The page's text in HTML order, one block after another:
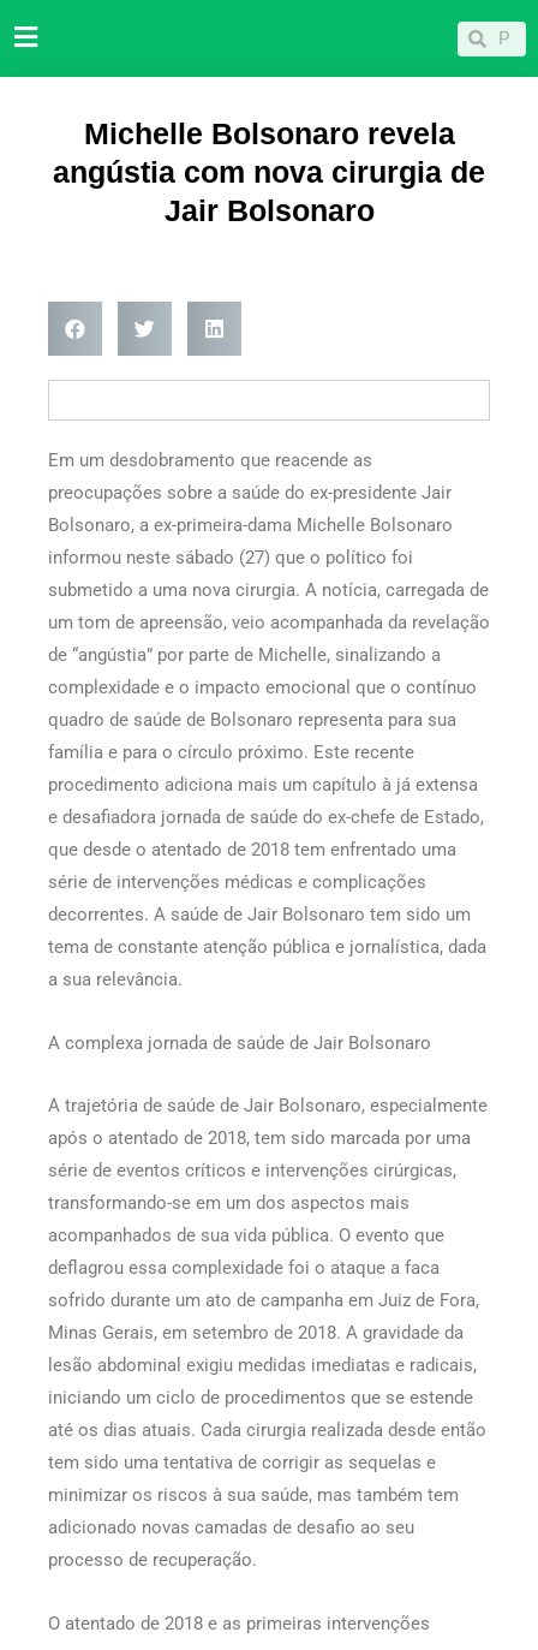
para
Pesquisar
Michelle Bolsonaro revela
angústia com nova cirurgia de
Jair Bolsonaro
Em um desdobramento que reacende as
preocupações sobre a saúde do ex-presidente Jair
Bolsonaro, a ex-primeira-dama Michelle Bolsonaro
informou neste sábado (27) que o político foi
submetido a uma nova cirurgia. A notícia, carregada de
um tom de apreensão, veio acompanhada da revelação
de “angústia” por parte de Michelle, sinalizando a
complexidade e o impacto emocional que o contínuo
quadro de saúde de Bolsonaro representa para sua
família e para o círculo próximo. Este recente
procedimento adiciona mais um capítulo à já extensa
e desafiadora jornada de saúde do ex-chefe de Estado,
que desde o atentado de 2018 tem enfrentado uma
série de intervenções médicas e complicações
decorrentes. A saúde de Jair Bolsonaro tem sido um
tema de constante atenção pública e jornalística, dada
a sua relevância.
A complexa jornada de saúde de Jair Bolsonaro
A trajetória de saúde de Jair Bolsonaro, especialmente
após o atentado de 2018, tem sido marcada por uma
série de eventos críticos e intervenções cirúrgicas,
transformando-se em um dos aspectos mais
acompanhados de sua vida pública. O evento que
deflagrou essa complexidade foi o ataque a faca
sofrido durante um ato de campanha em Juiz de Fora,
Minas Gerais, em setembro de 2018. A gravidade da
lesão abdominal exigiu medidas imediatas e radicais,
iniciando um ciclo de procedimentos que se estende
até os dias atuais. Cada cirurgia realizada desde então
tem sido uma tentativa de corrigir as sequelas e
minimizar os riscos à sua saúde, mas também tem
adicionado novas camadas de desafio ao seu
processo de recuperação.
O atentado de 2018 e as primeiras intervenções